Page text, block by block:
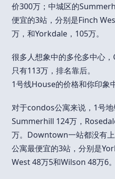
价300万；中城区的
便宜的3站，分别是Finch
万，和Yorkdale，105万。
很多人想象中的多伦多中心
只有113万，排名靠后。
1号线House的价格和你印象
对于condos公寓来说，1号
Summerhill 124万，
万。Downtown一站都没有上
公寓最便宜的3站，分别是
West 48万5和Wilson 48万6。